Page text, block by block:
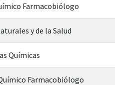
Farmacobiólogo
y de la Salud
Químicas
Farmacobiólogo